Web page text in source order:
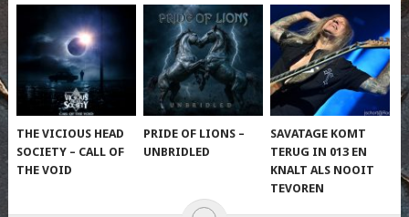
THE VICIOUS HEAD
SOCIETY – CALL OF
THE VOID
PRIDE OF LIONS –
UNBRIDLED
SAVATAGE KOMT
TERUG IN 013 EN
KNALT ALS NOOIT
TEVOREN